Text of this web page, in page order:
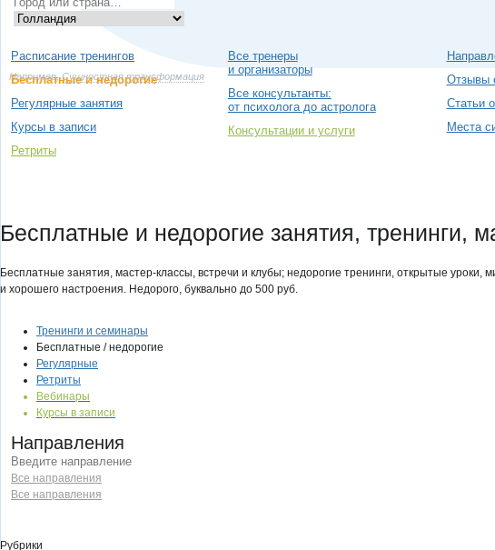
Например,Сущностная трансформация
Расписание тренингов
Бесплатные и недорогие
Регулярные занятия
Курсы в записи
Ретриты
Все тренеры
и организаторы
Все консультанты:
от психолога до астролога
Консультации и услуги
Отзывы
Статьи
Места
Бесплатные и недорогие занятия, тренинги,
Бесплатные занятия, мастер-классы, встречи и клубы; недорогие тренинги, открытые
и хорошего настроения. Недорого, буквально до 500 руб.
Тренинги и семинары
Бесплатные / недорогие
Регулярные
Ретриты
Вебинары
Курсы в записи
Направления
Все направления
Все направления
Рубрики